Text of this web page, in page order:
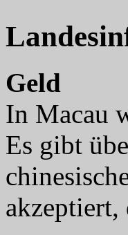
Geld
In Macau
Es gibt
akzeptiert,